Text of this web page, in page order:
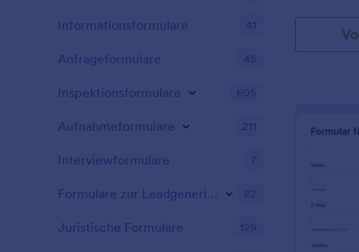
Informationsformulare 41
Anfrageformulare 45
Inspektionsformulare 605
Aufnahmeformulare 211
Interviewformulare 7
Formulare zur Leadgenerierung 82
Juristische Formulare 129